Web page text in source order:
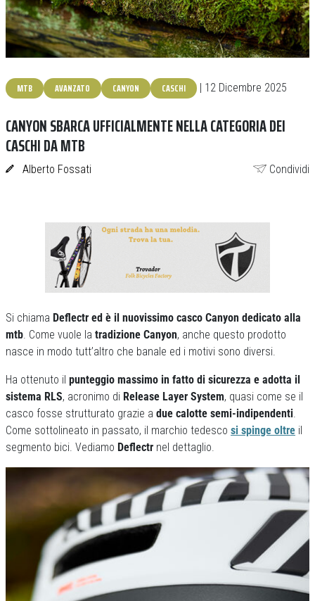
MTB AVANZATO CANYON CASCHI | 12 Dicembre 2025
CANYON SBARCA UFFICIALMENTE NELLA CATEGORIA DEI
CASCHI DA MTB
Alberto Fossati Condividi
Si chiama Deflectr ed è il nuovissimo casco Canyon dedicato alla
mtb. Come vuole la tradizione Canyon, anche questo prodotto
nasce in modo tutt’altro che banale ed i motivi sono diversi.
Ha ottenuto il punteggio massimo in fatto di sicurezza e adotta il
sistema RLS, acronimo di Release Layer System, quasi come se il
casco fosse strutturato grazie a due calotte semi-indipendenti.
Come sottolineato in passato, il marchio tedesco si spinge oltre il
segmento bici. Vediamo Deflectr nel dettaglio.